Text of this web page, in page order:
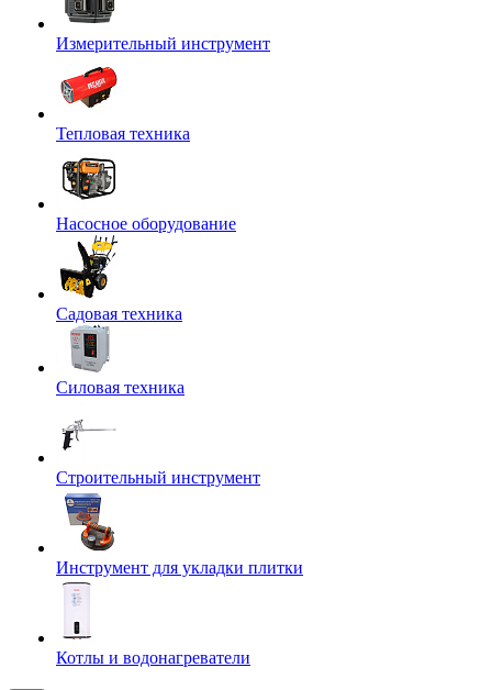
Измерительный инструмент
Тепловая техника
Насосное оборудование
Садовая техника
Силовая техника
Строительный инструмент
Инструмент для укладки плитки
Котлы и водонагреватели